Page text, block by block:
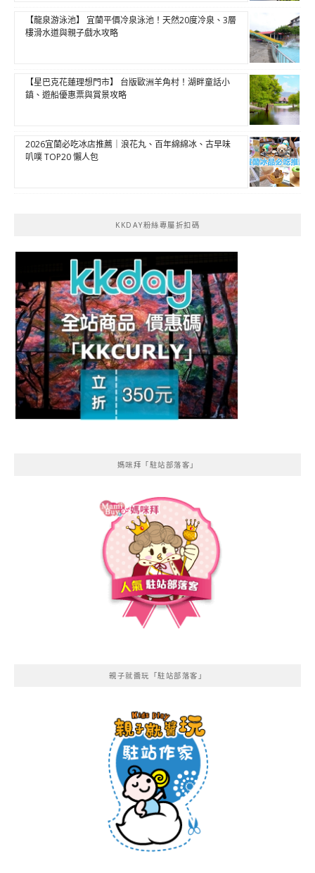
【龍泉游泳池】 宜蘭平價冷泉泳池！天然20度冷泉、3層
樓滑水道與親子戲水攻略
【星巴克花蓮理想門市】 台版歐洲羊角村！湖畔童話小
鎮、遊船優惠票與賞景攻略
2026宜蘭必吃冰店推薦｜浪花丸、百年綿綿冰、古早味
叭噗 TOP20 懶人包
KKDAY粉絲專屬折扣碼
媽咪拜「駐站部落客」
親子就醬玩「駐站部落客」